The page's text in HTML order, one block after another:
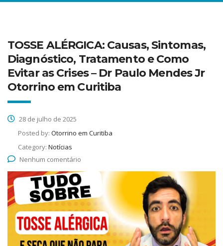
TOSSE ALÉRGICA: Causas, Sintomas,
Diagnóstico, Tratamento e Como
Evitar as Crises – Dr Paulo Mendes Jr
Otorrino em Curitiba
28 de julho de 2025
Posted by: Otorrino em Curitiba
Category: Notícias
Nenhum comentário